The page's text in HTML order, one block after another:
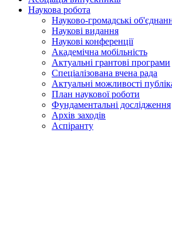
Наукова робота
Науково-громадські
Наукові видання
Наукові конференції
Академічна мобільність
Актуальні грантові програми
Спеціалізована вчена рада
Актуальні можливості
План наукової роботи
Фундаментальні дослідження
Архів заходів
Аспіранту